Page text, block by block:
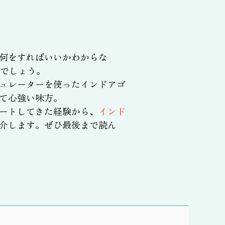
をすればいいかわからな
しょう。
レーターを使ったインドアゴ
強い味方。
してきた経験から、 インド
します。ぜひ最後まで読ん